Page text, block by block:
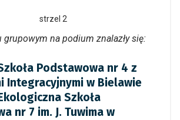
grupowym na podium znalazły się:
Podstawowa nr 4 z
Integracyjnymi w Bielawie
Szkoła
nr 7 im. J. Tuwima w